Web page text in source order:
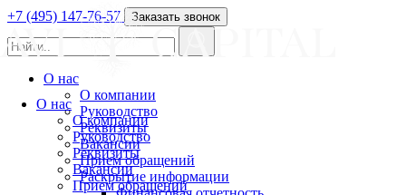
О нас
О компании
Руководство
Реквизиты
Вакансии
Прием обращений
+7 (495) 147-76-57 Заказать звонок
О нас
О компании
Руководство
Реквизиты
Вакансии
Прием обращений
Раскрытие информации